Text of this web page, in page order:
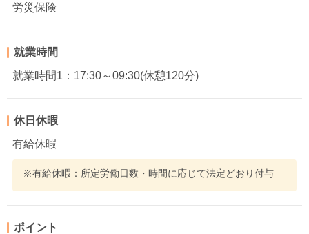
労災保険
就業時間
就業時間1：17:30～09:30(休憩120分)
休日休暇
有給休暇
※有給休暇：所定労働日数・時間に応じて法定どおり付与
ポイント